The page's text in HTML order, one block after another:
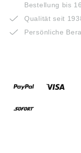
Bestellung bis
Qualität seit
Persönliche